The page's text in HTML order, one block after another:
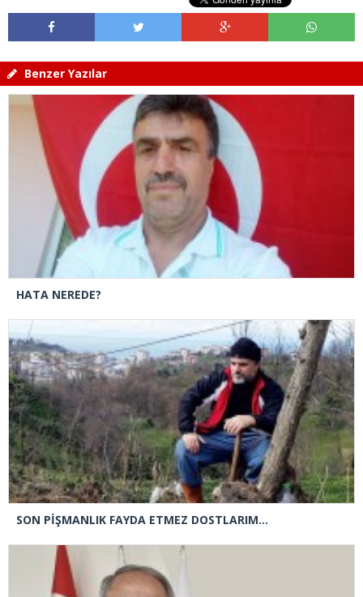
Benzer Yazılar
HATA NEREDE?
SON PİŞMANLIK FAYDA ETMEZ DOSTLARIM…